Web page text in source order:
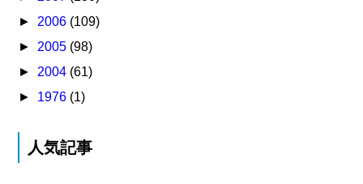
► 2006 (109)
► 2005 (98)
► 2004 (61)
► 1976 (1)
人気記事